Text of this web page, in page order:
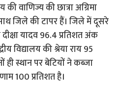
की वाणिज्य की छात्रा अग्रिमा
जिले की टापर हैं। जिले में दूसरे
यादव 96.4 प्रतिशत अंक
विद्यालय की श्रेया राय 95
ही स्थान पर बेटियों ने कब्जा
100 प्रतिशत है।